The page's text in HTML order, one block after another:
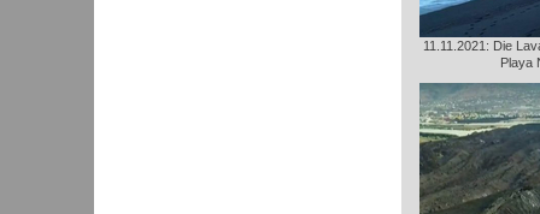
11.11.2021: Die
Playa